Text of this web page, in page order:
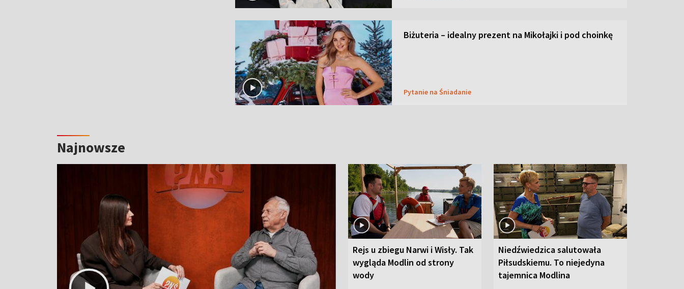
Biżuteria – idealny prezent na Mikołajki i pod choinkę
Pytanie na Śniadanie
Najnowsze
Rejs u zbiegu Narwi i Wisły. Tak
wygląda Modlin od strony
wody
Niedźwiedzica salutowała
Piłsudskiemu. To niejedyna
tajemnica Modlina